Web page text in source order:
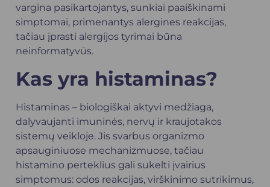
vargina pasikartojantys, sunkiai paaiškinami
simptomai, primenantys alergines reakcijas,
tačiau įprasti alergijos tyrimai būna
neinformatyvūs.
Kas yra histaminas?
Histaminas – biologiškai aktyvi medžiaga,
dalyvaujanti imuninės, nervų ir kraujotakos
sistemų veikloje. Jis svarbus organizmo
apsauginiuose mechanizmuose, tačiau
histamino perteklius gali sukelti įvairius
simptomus: odos reakcijas, virškinimo sutrikimus,